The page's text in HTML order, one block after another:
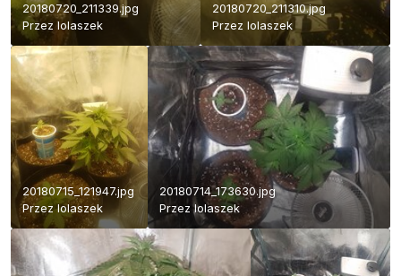
20180720_211339.jpg
Przez lolaszek
20180720_211310.jpg
Przez lolaszek
20180715_121947.jpg
Przezlolaszek
20180714_173630.jpg
Przezlolaszek